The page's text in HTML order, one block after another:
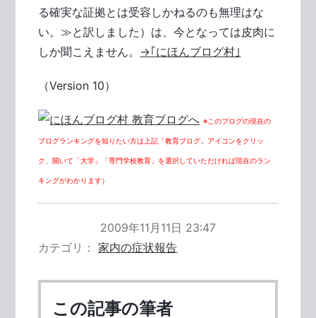
る確実な証拠とは受容しかねるのも無理はな
い。≫と訳しました）は、今となっては皮肉に
しか聞こえません。 →｢にほんブログ村｣
（Version 10）
※このブログの現在の
ブログランキングを知りたい方は上記「教育ブログ」アイコンをクリッ
ク、開いて「大学」「専門学校教育」を選択していただければ現在のラン
キングがわかります）
2009年11月11日 23:47
カテゴリ
家内の症状報告
この記事の筆者